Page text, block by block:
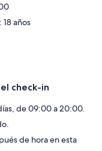
años
check-in
de 09:00 a 20:00.
de hora en esta